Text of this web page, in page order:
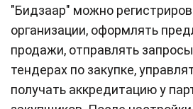
"Бидзаар" можно
организации, оформлять
продажи, отправлять
тендерах по закупке,
получать аккредитацию у